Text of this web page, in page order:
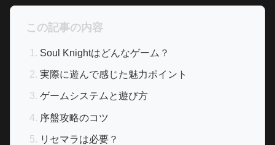
この記事の内容
Soul Knightはどんなゲーム？
実際に遊んで感じた魅力ポイント
ゲームシステムと遊び方
序盤攻略のコツ
リセマラは必要？